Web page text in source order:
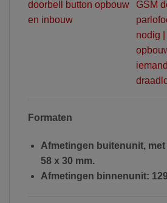
Formaten
Afmetingen buitenunit,
58 x 30 mm.
Afmetingen binnenunit: